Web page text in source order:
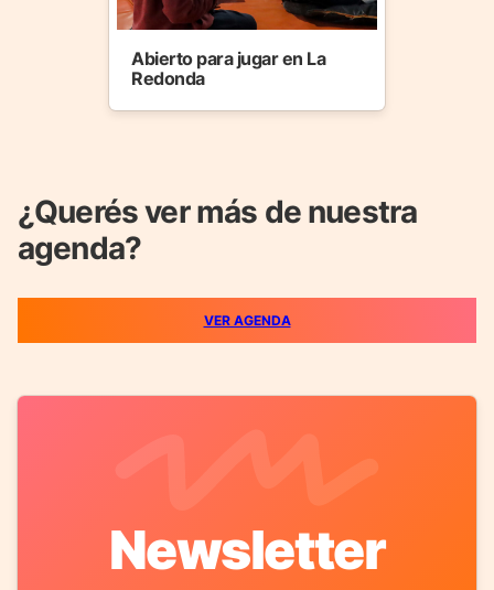
Abierto para jugar en La
Redonda
¿Querés ver más de nuestra
agenda?
VER AGENDA
Newsletter